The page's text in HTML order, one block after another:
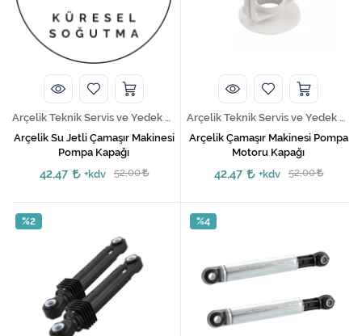
Arçelik Teknik Servis ve Yedek Parça Hizmetleri
Arçelik Su Jetli Çamaşır Makinesi
Pompa Kapağı
42,47 +kdv 52,00
Arçelik Teknik Servis ve Yedek Parça Hizmetleri
Arçelik Çamaşır Makinesi Pompa
Motoru Kapağı
42,47 +kdv 52,00
%2 %4